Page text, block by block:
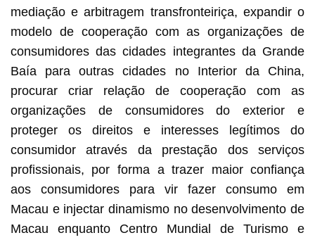
mediação e arbitragem transfronteiriça, expandir o
modelo de cooperação com as organizações de
consumidores das cidades integrantes da Grande
Baía para outras cidades no Interior da China,
procurar criar relação de cooperação com as
organizações de consumidores do exterior e
proteger os direitos e interesses legítimos do
consumidor através da prestação dos serviços
profissionais, por forma a trazer maior confiança
aos consumidores para vir fazer consumo em
Macau e injectar dinamismo no desenvolvimento de
Macau enquanto Centro Mundial de Turismo e